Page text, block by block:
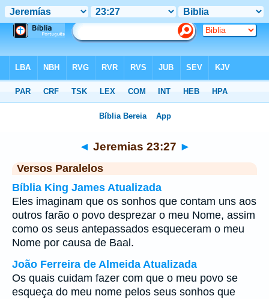
◄ Jeremias 23:27 ►
Versos Paralelos
Bíblia King James Atualizada
Eles imaginam que os sonhos que contam uns aos
outros farão o povo desprezar o meu Nome, assim
como os seus antepassados esqueceram o meu
Nome por causa de Baal.
João Ferreira de Almeida Atualizada
Os quais cuidam fazer com que o meu povo se
esqueça do meu nome pelos seus sonhos que